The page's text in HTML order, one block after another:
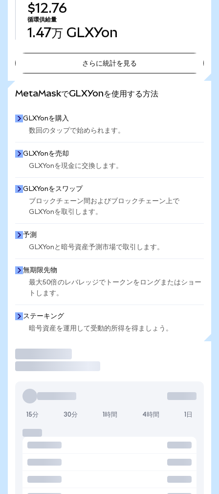
$12.76
循環供給量
1.47万 GLXYon
さらに統計を見る
MetaMaskでGLXYonを使用する方法
GLXYonを購入
数回のタップで始められます。
GLXYonを売却
GLXYonを現金に交換します。
GLXYonをスワップ
ブロックチェーン間およびブロックチェーン上で
GLXYonを取引します。
予測
GLXYonと暗号資産予測市場で取引します。
無期限先物
最大50倍のレバレッジでトークンをロングまたはショー
トします。
ステーキング
暗号資産を運用して受動的所得を得ましょう。
15分 30分 1時間 4時間 1日